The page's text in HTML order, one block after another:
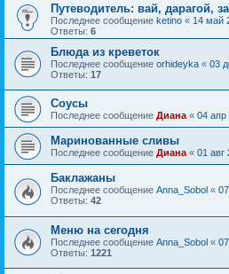
Путеводитель: вай, дарагой,
Последнее сообщение ketino « 14 май
Ответы: 6
Блюда из креветок
Последнее сообщение orhideyka « 03
Ответы: 17
Соусы
Последнее сообщение Диана « 04 апр
Маринованные сливы
Последнее сообщение Диана « 01 авг
Баклажаны
Последнее сообщение Anna_Sobol «
Ответы: 42
Меню на сегодня
Последнее сообщение Anna_Sobol «
Ответы: 1221